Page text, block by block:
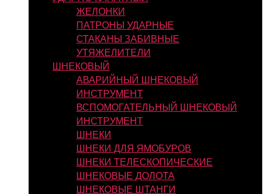
ЖЕЛОНКИ
ПАТРОНЫ УДАРНЫЕ
СТАКАНЫ ЗАБИВНЫЕ
УТЯЖЕЛИТЕЛИ
ШНЕКОВЫЙ
АВАРИЙНЫЙ ШНЕКОВЫЙ
ИНСТРУМЕНТ
ВСПОМОГАТЕЛЬНЫЙ ШНЕКОВЫЙ
ИНСТРУМЕНТ
ШНЕКИ
ШНЕКИ ДЛЯ ЯМОБУРОВ
ШНЕКИ ТЕЛЕСКОПИЧЕСКИЕ
ШНЕКОВЫЕ ДОЛОТА
ШНЕКОВЫЕ ШТАНГИ